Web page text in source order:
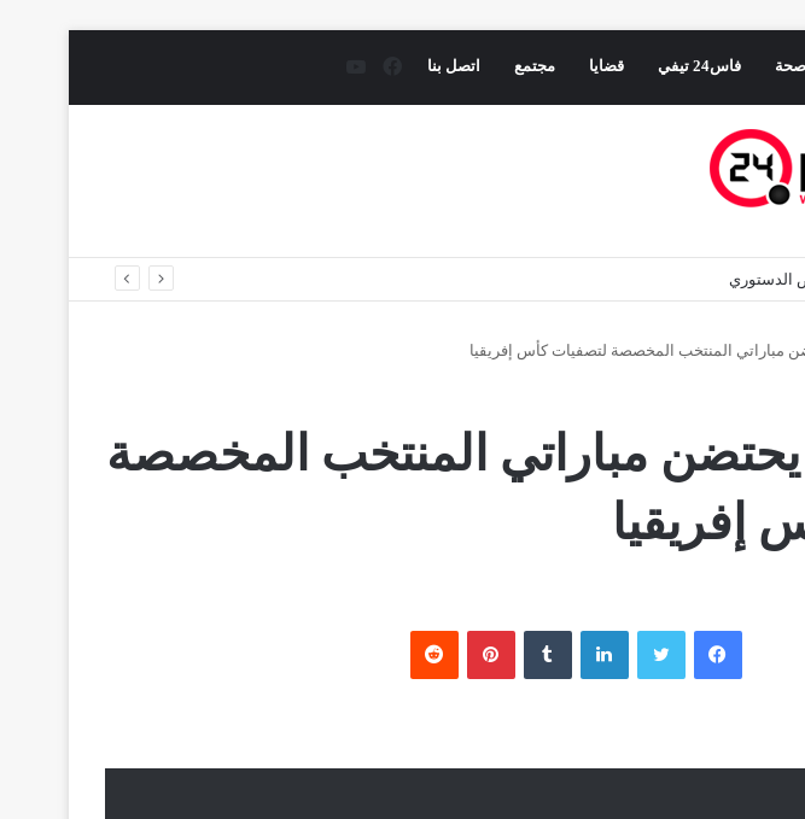
صحة فاس24 تيفي قضايا مجتمع اتصل بنا
الدستوري
مباراتي المنتخب المخصصة لتصفيات كأس إفريقيا
مباراتي المنتخب المخصصة
إفريقيا
فيسبوك تويتر لينكدإن بينتيريست